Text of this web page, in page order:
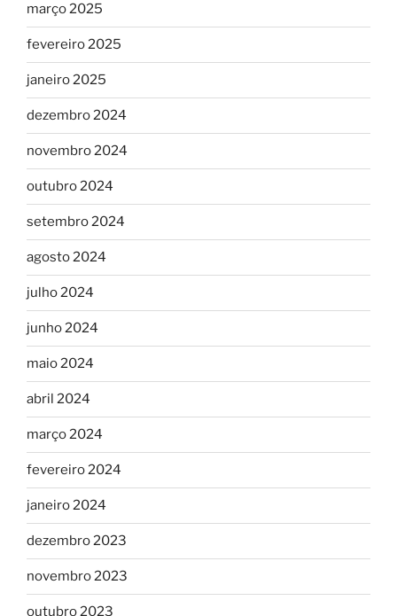
março 2025
fevereiro 2025
janeiro 2025
dezembro 2024
novembro 2024
outubro 2024
setembro 2024
agosto 2024
julho 2024
junho 2024
maio 2024
abril 2024
março 2024
fevereiro 2024
janeiro 2024
dezembro 2023
novembro 2023
outubro 2023